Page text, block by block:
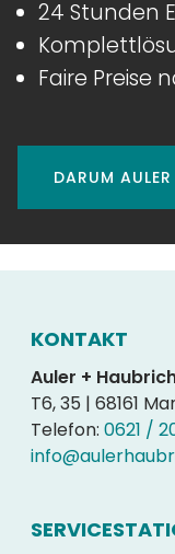
24 Stunden
Faire Preise
DARUM
KONTAKT
Auler +
T6, 35 | 68161
Telefon: 0621 /